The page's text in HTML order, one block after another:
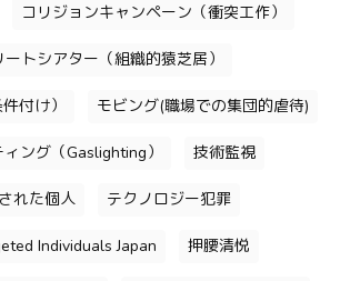
コリジョンキャンペーン（衝突工作）
ートシアター（組織的猿芝居）
付け） モビング(職場での集団的虐待)
ング（Gaslighting） 技術監視
れた個人 テクノロジー犯罪
Individuals Japan 押腰清悦